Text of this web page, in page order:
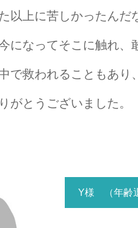
以上に苦しかったん
になってそこに触れ
で救われることもあ
がとうございました。
Y様 （年齢